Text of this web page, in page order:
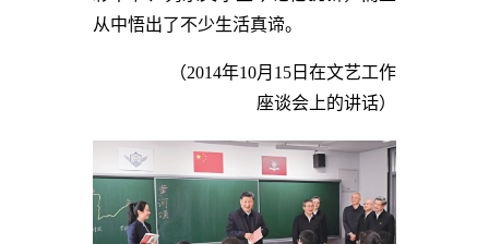
从中悟出了不少生活真谛。
（2014年10月15日在文艺工作
座谈会上的讲话）